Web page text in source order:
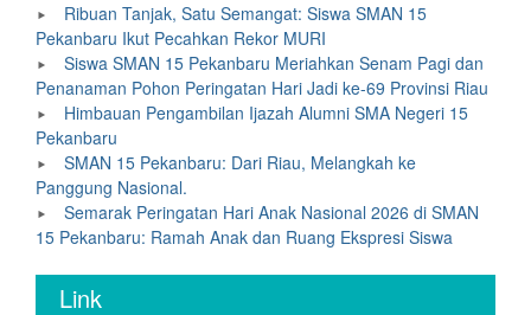
Ribuan Tanjak, Satu Semangat: Siswa SMAN 15
Pekanbaru Ikut Pecahkan Rekor MURI
Siswa SMAN 15 Pekanbaru Meriahkan Senam Pagi dan
Penanaman Pohon Peringatan Hari Jadi ke-69 Provinsi Riau
Himbauan Pengambilan Ijazah Alumni SMA Negeri 15
Pekanbaru
SMAN 15 Pekanbaru: Dari Riau, Melangkah ke
Panggung Nasional.
Semarak Peringatan Hari Anak Nasional 2026 di SMAN
15 Pekanbaru: Ramah Anak dan Ruang Ekspresi Siswa
Link